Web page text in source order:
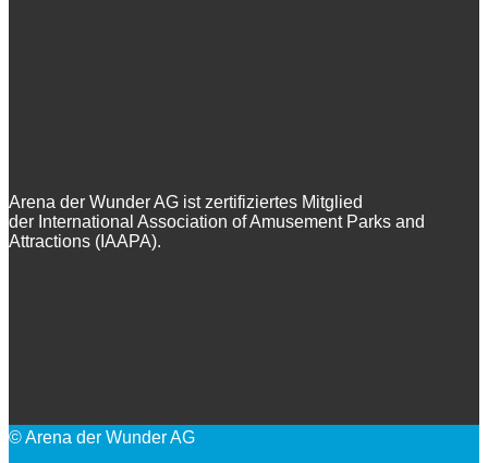
Arena der Wunder AG ist zertifiziertes Mitglied
der International Association of Amusement Parks and
Attractions (IAAPA).
© Arena der Wunder AG